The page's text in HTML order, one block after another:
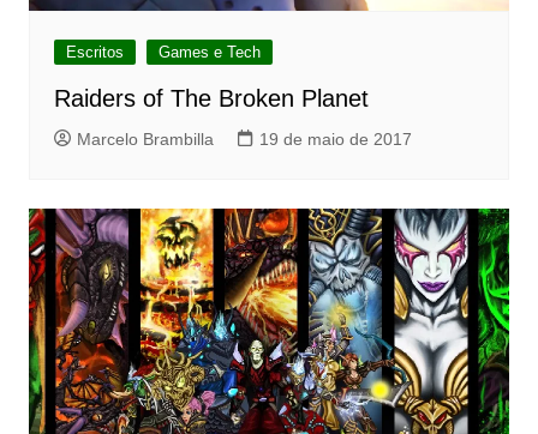
Escritos Games e Tech
Raiders of The Broken Planet
Marcelo Brambilla 19 de maio de 2017